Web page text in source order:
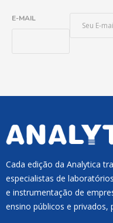
E-MAIL
Cada edição da Analytica
especialistas de
e instrumentação de
ensino públicos e privados,